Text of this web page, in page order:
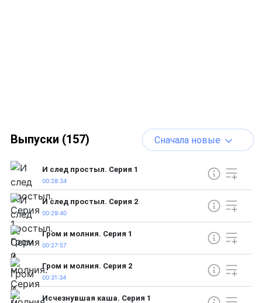
Выпуски (157) Сначала новые
И след простыл. Серия 1
00:28:34
И след простыл. Серия 2
00:29:40
Гром и молния. Серия 1
00:27:57
Гром и молния. Серия 2
00:31:34
Исчезнувшая каша. Серия 1